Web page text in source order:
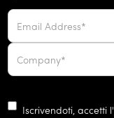
Iscrivendoti, accetti l'